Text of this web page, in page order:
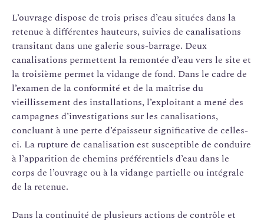
L’ouvrage dispose de trois prises d’eau situées dans la
retenue à différentes hauteurs, suivies de canalisations
transitant dans une galerie sous-barrage. Deux
canalisations permettent la remontée d’eau vers le site et
la troisième permet la vidange de fond. Dans le cadre de
l’examen de la conformité et de la maîtrise du
vieillissement des installations, l’exploitant a mené des
campagnes d’investigations sur les canalisations,
concluant à une perte d’épaisseur significative de celles-
ci. La rupture de canalisation est susceptible de conduire
à l’apparition de chemins préférentiels d’eau dans le
corps de l’ouvrage ou à la vidange partielle ou intégrale
de la retenue.
Dans la continuité de plusieurs actions de contrôle et